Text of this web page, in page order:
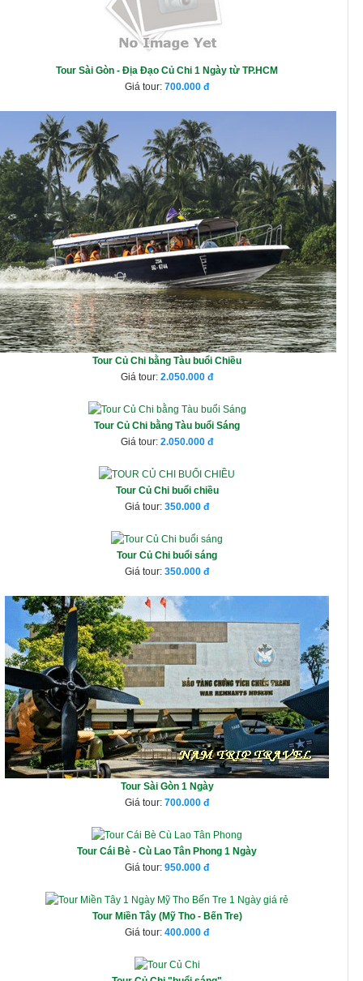
Tour Sài Gòn - Địa Đạo Củ Chi 1 Ngày từ TP.HCM
Giá tour: 700.000
Tour Củ Chi bằng Tàu buổi Chiều
Giá tour: 2.050.000
Tour Củ Chi bằng Tàu buổi Sáng
Giá tour: 2.050.000
Tour Củ Chi buổi chiều
Giá tour: 350.000
Tour Củ Chi buổi sáng
Giá tour: 350.000
Tour Sài Gòn 1 Ngày
Giá tour: 700.000
Tour Cái Bè - Cù Lao Tân Phong 1 Ngày
Giá tour: 950.000
Tour Miền Tây (Mỹ Tho - Bến Tre)
Giá tour: 400.000